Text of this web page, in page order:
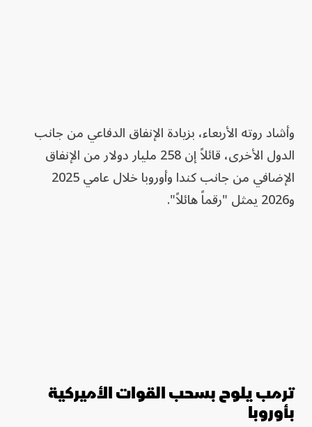
وأشاد روته الأربعاء، بزيادة الإنفاق الدفاعي من جانب
الدول الأخرى، قائلاً إن 258 مليار دولار من الإنفاق
الإضافي من جانب كندا وأوروبا خلال عامي 2025
و2026 يمثل "رقماً هائلاً".
ترمب يلوح بسحب القوات الأميركية
بأوروبا